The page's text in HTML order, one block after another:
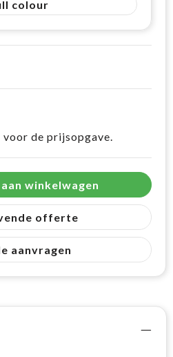
colour
de prijsopgave.
winkelwagen
offerte
aanvragen